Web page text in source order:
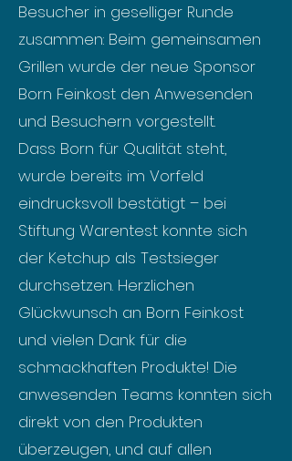
Besucher in geselliger Runde
zusammen: Beim gemeinsamen
Grillen wurde der neue Sponsor
Born Feinkost den Anwesenden
und Besuchern vorgestellt.
Dass Born für Qualität steht,
wurde bereits im Vorfeld
eindrucksvoll bestätigt – bei
Stiftung Warentest konnte sich
der Ketchup als Testsieger
durchsetzen. Herzlichen
Glückwunsch an Born Feinkost
und vielen Dank für die
schmackhaften Produkte! Die
anwesenden Teams konnten sich
direkt von den Produkten
überzeugen, und auf allen